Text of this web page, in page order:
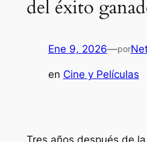
del éxito
Ene 9, 2026—por
en Cine y Películas